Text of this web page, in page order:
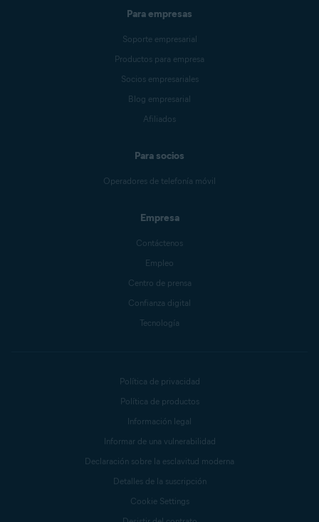
Para empresas
Soporte empresarial
Productos para empresa
Socios empresariales
Blog empresarial
Afiliados
Para socios
Operadores de telefonía móvil
Empresa
Contáctenos
Empleo
Centro de prensa
Confianza digital
Tecnología
Política de privacidad
Política de productos
Información legal
Informar de una vulnerabilidad
Declaración sobre la esclavitud moderna
Detalles de la suscripción
Cookie Settings